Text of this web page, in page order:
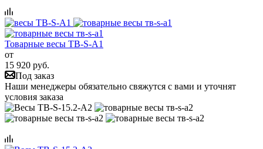
Товарные весы ТВ-S-A1
от
15 920 руб.
Под заказ
Наши менеджеры обязательно свяжутся с вами и уточнят
условия заказа